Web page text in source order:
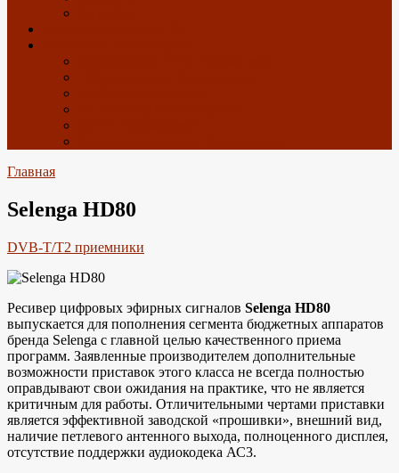
Главная
Selenga HD80
DVB-T/T2 приемники
Ресивер цифровых эфирных сигналов Selenga HD80
выпускается для пополнения сегмента бюджетных аппаратов
бренда Selenga с главной целью качественного приема
программ. Заявленные производителем дополнительные
возможности приставок этого класса не всегда полностью
оправдывают свои ожидания на практике, что не является
критичным для работы. Отличительными чертами приставки
является эффективной заводской «прошивки», внешний вид,
наличие петлевого антенного выхода, полноценного дисплея,
отсутствие поддержки аудиокодека АС3.